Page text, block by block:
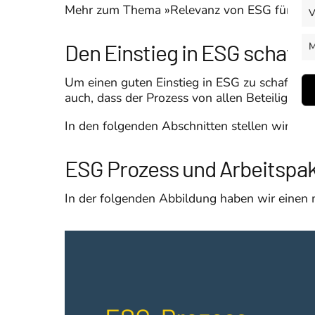
Mehr zum Thema »Relevanz von ESG für
Den Einstieg in ESG
Um einen guten Einstieg in ESG zu
auch, dass der Prozess von allen
In den folgenden Abschnitten stellen wir
ESG Prozess und
In der folgenden Abbildung haben wir einen